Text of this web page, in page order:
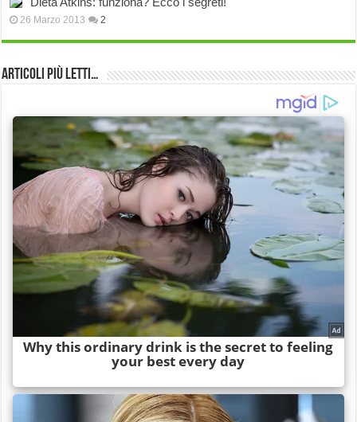
26 Marzo 2013 2
Articoli più Letti…